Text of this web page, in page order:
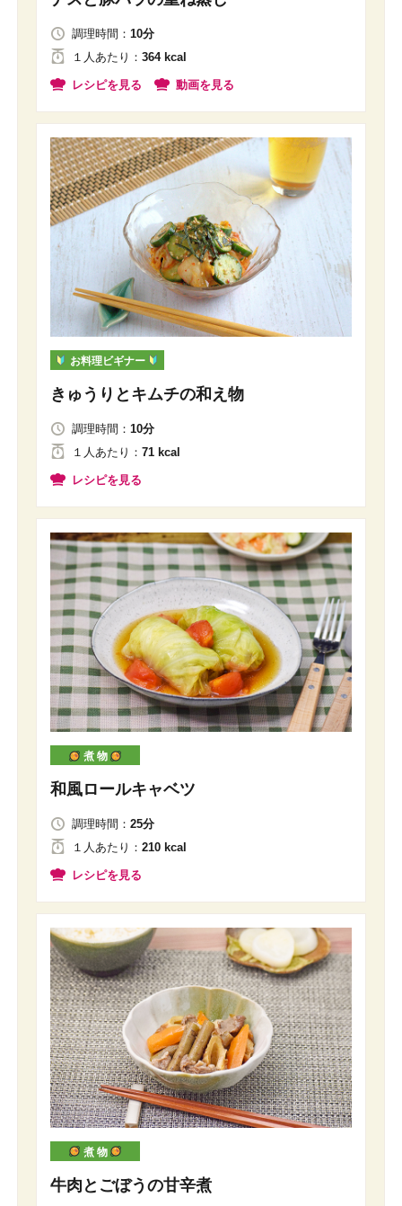
調理時間： 10分
１人 あたり ： 364 kcal
レシピを見る 動画を見る
お料理ビギナー
きゅうりとキムチの和え物
調理時間： 10分
１人 あたり ： 71 kcal
レシピを見る
煮 物
和風ロールキャベツ
調理時間： 25分
１人あたり ： 210 kcal
レシピを見る
煮 物
牛肉とごぼうの甘辛煮